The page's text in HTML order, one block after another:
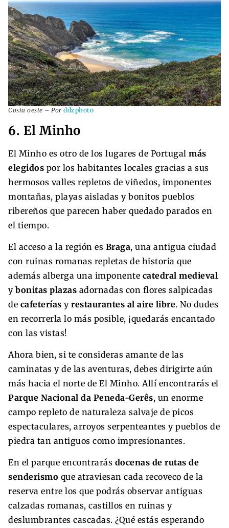
Costa oeste – Por ddzphoto
6. El Minho
El Minho es otro de los lugares de Portugal más
elegidos por los habitantes locales gracias a sus
hermosos valles repletos de viñedos, imponentes
montañas, playas aisladas y bonitos pueblos
ribereños que parecen haber quedado parados en
el tiempo.
El acceso a la región es Braga, una antigua ciudad
con ruinas romanas repletas de historia que
además alberga una imponente catedral medieval
y bonitas plazas adornadas con flores salpicadas
de cafeterías y restaurantes al aire libre. No dudes
en recorrerla lo más posible, ¡quedarás encantado
con las vistas!
Ahora bien, si te consideras amante de las
caminatas y de las aventuras, debes dirigirte aún
más hacia el norte de El Minho. Allí encontrarás el
Parque Nacional da Peneda-Gerês, un enorme
campo repleto de naturaleza salvaje de picos
espectaculares, arroyos serpenteantes y pueblos de
piedra tan antiguos como impresionantes.
En el parque encontrarás docenas de rutas de
senderismo que atraviesan cada recoveco de la
reserva entre los que podrás observar antiguas
calzadas romanas, castillos en ruinas y
deslumbrantes cascadas. ¿Qué estás esperando